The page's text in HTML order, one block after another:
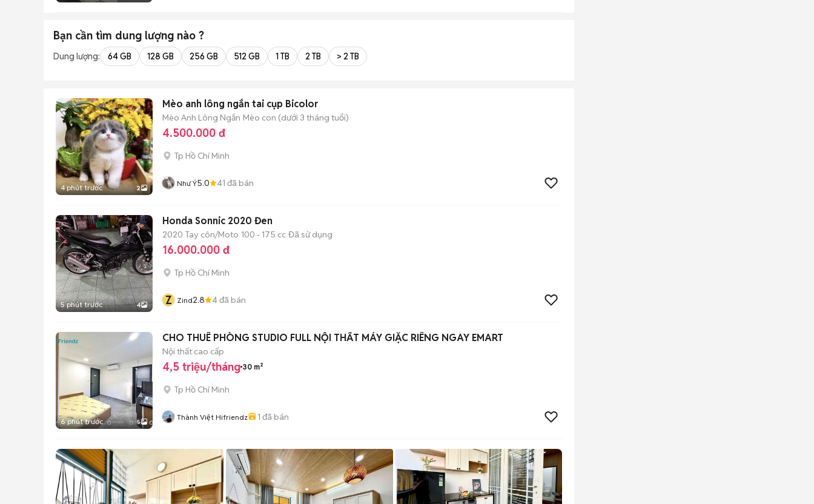
Bạn cần tìm dung lượng nào ?
Dung lượng: 64 GB 128 GB 256 GB 512 GB 1 TB 2 TB > 2 TB
4 phút trước 2
Mèo anh lông ngắn tai cụp Bicolor
Mèo Anh Lông Ngắn Mèo con (dưới 3 tháng tuổi)
4.500.000 đ
Tp Hồ Chí Minh
Như Ý5.0 41 đã bán
5 phút trước 4
Honda Sonnic 2020 Đen
2020 Tay côn/Moto 100 - 175 cc Đã sử dụng
16.000.000 đ
Tp Hồ Chí Minh
Z Zind2.8 4đã bán
6 phút trước 5
CHO THUÊ PHÒNG STUDIO FULL NỘI THẤT MÁY GIẶC RIÊNG NGAY EMART
Nội thất cao cấp
4,5 triệu/tháng 30 m²
Tp Hồ Chí Minh
Thành Việt Hifriendz 1 đã bán